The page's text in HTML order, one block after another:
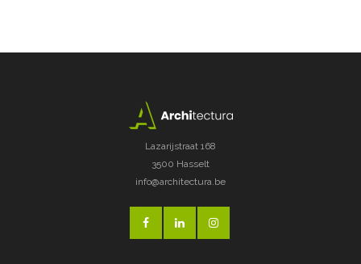
Lazarijstraat 168
3500 Hasselt
info@architectura.be